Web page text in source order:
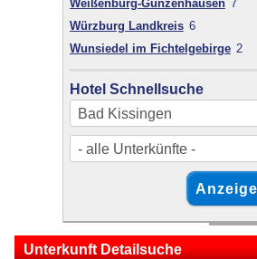
Weißenburg-Gunzenhausen 7
Würzburg Landkreis 6
Wunsiedel im Fichtelgebirge 2
Hotel Schnellsuche
Unterkunft Detailsuche